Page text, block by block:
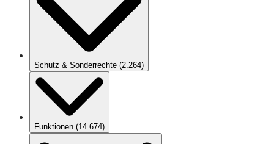
Schutz & Sonderrechte (2.264)
Funktionen (14.674)